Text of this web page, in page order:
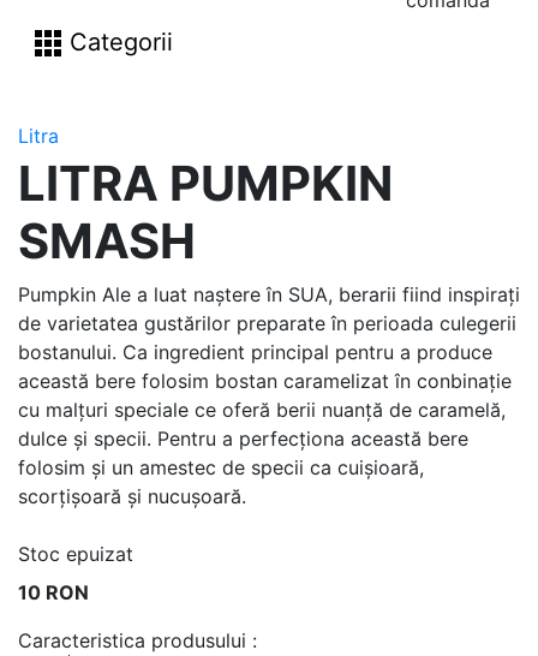
Categorii
Litra
LITRA PUMPKIN
SMASH
Pumpkin Ale a luat naștere în SUA, berarii fiind inspirați
de varietatea gustărilor preparate în perioada culegerii
bostanului. Ca ingredient principal pentru a produce
această bere folosim bostan caramelizat în conbinație
cu malțuri speciale ce oferă berii nuanță de caramelă,
dulce și specii. Pentru a perfecționa această bere
folosim și un amestec de specii ca cuișioară,
scorțișoară și nucușoară.
Stoc epuizat
10 RON
Caracteristica produsului :